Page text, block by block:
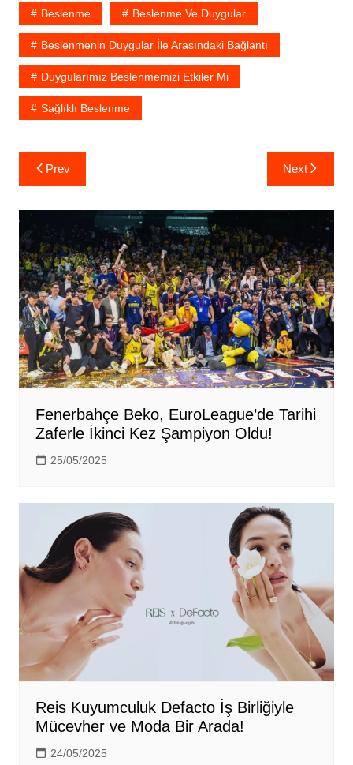
Beslenme Beslenme Ve Duygular
Beslenmenin Duygular İle Arasındaki Bağlantı
Duygularımız Beslenmemizi Etkiler Mi
Sağlıklı Beslenme
Yazı
gezinmesi
Prev Next
Fenerbahçe Beko, EuroLeague’de Tarihi
Zaferle İkinci Kez Şampiyon Oldu!
25/05/2025
Reis Kuyumculuk Defacto İş Birliğiyle
Mücevher ve Moda Bir Arada!
24/05/2025